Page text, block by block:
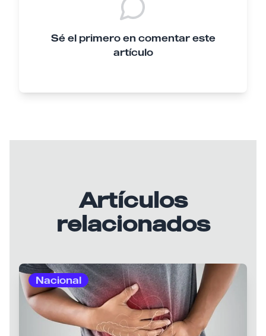
Sé el primero en comentar este
artículo
Artículos
relacionados
Nacional